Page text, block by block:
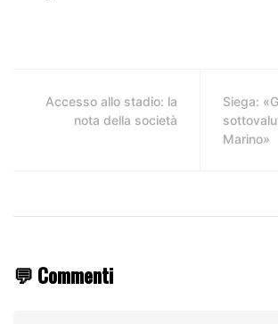
Accesso allo stadio: la
nota della società
Siega:
Marino»
💬 Commenti